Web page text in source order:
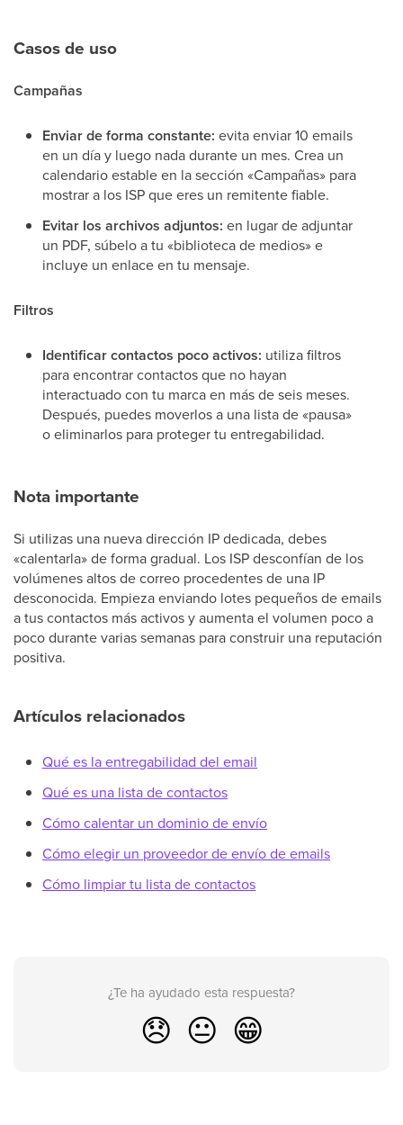
Casos de uso
Campañas
Enviar de forma constante: evita enviar 10 emails
en un día y luego nada durante un mes. Crea un
calendario estable en la sección «Campañas» para
mostrar a los ISP que eres un remitente fiable.
Evitar los archivos adjuntos: en lugar de adjuntar
un PDF, súbelo a tu «biblioteca de medios» e
incluye un enlace en tu mensaje.
Filtros
Identificar contactos poco activos: utiliza filtros
para encontrar contactos que no hayan
interactuado con tu marca en más de seis meses.
Después, puedes moverlos a una lista de «pausa»
o eliminarlos para proteger tu entregabilidad.
Nota importante
Si utilizas una nueva dirección IP dedicada, debes
«calentarla» de forma gradual. Los ISP desconfían de los
volúmenes altos de correo procedentes de una IP
desconocida. Empieza enviando lotes pequeños de emails
a tus contactos más activos y aumenta el volumen poco a
poco durante varias semanas para construir una reputación
positiva.
Artículos relacionados
Qué es la entregabilidad del email
Qué es una lista de contactos
Cómo calentar un dominio de envío
Cómo elegir un proveedor de envío de emails
Cómo limpiar tu lista de contactos
¿Te ha ayudado esta respuesta?
😞 😐 😁